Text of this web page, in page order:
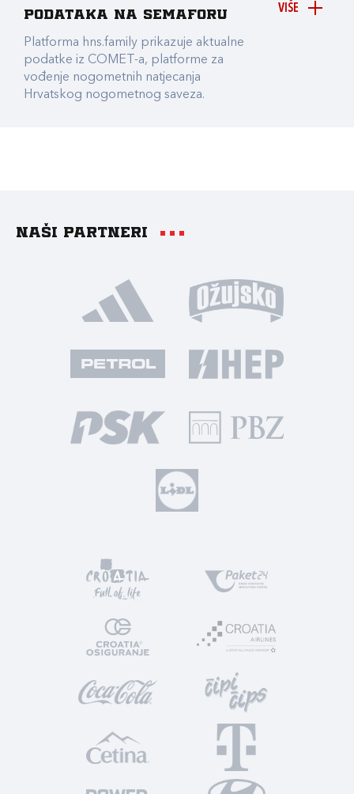
VIŠE
podataka na Semaforu
Platforma hns.family prikazuje aktualne
podatke iz COMET-a, platforme za
vođenje nogometnih natjecanja
Hrvatskog nogometnog saveza.
Naši partneri